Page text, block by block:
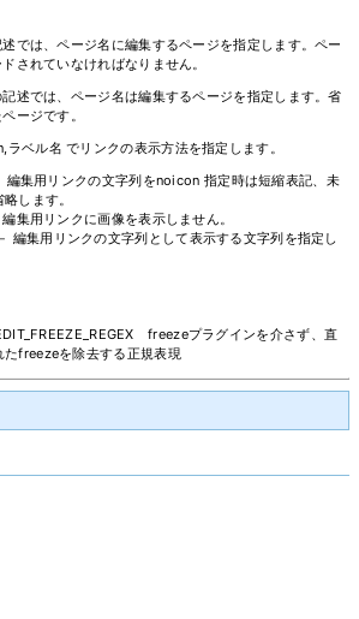
では、ページ名に編集するページを指定します。ペー
されていなければなりません。
述では、ページ名は編集するページを指定します。省
ージです。
ベル名 でリンクの表示方法を指定します。
編集用リンクの文字列をnoicon 指定時は短縮表記、未
します。
集用リンクに画像を表示しません。
編集用リンクの文字列として表示する文字列を指定し
freezeプラグインを介さず、直
たfreezeを除去する正規表現